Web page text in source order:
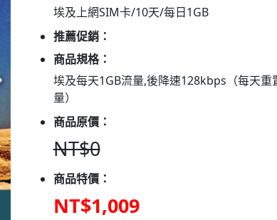
埃及上網SIM卡/10天/每日1GB
推薦促銷：
商品規格：
埃及每天1GB流量,後降速128kbps（每天重
量）
商品原價：
NT$0
商品特價：
NT$1,009